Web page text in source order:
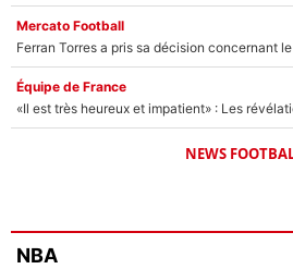
Mercato Football
Équipe de France
NEWS
NBA